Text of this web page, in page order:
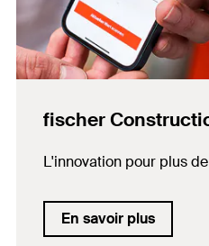
fischer
L'innovation pour plus
En savoir plus